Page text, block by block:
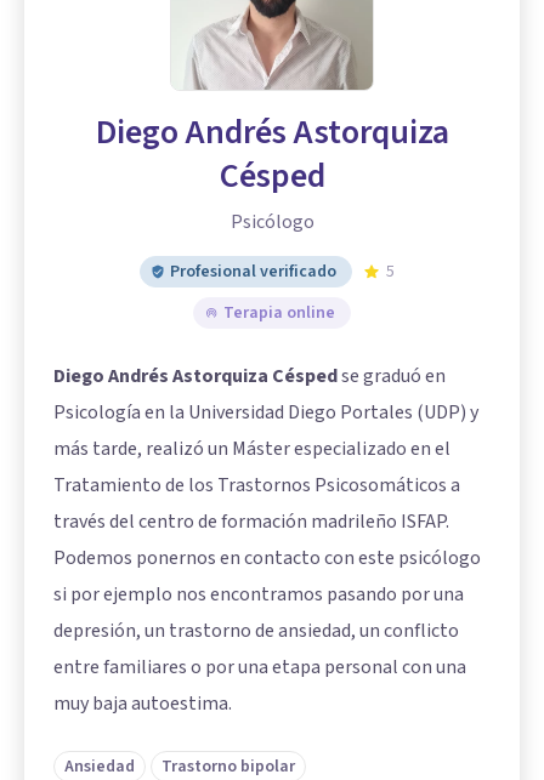
Diego Andrés Astorquiza
Césped
Psicólogo
Profesional verificado
5
Terapia online
Diego Andrés Astorquiza Céspedse graduó en
Psicología en la Universidad Diego Portales (UDP) y
más tarde, realizó un Máster especializado en el
Tratamiento de los Trastornos Psicosomáticos a
través del centro de formación madrileño ISFAP.
Podemos ponernos en contacto con este psicólogo
si por ejemplo nos encontramos pasando por una
depresión, un trastorno de ansiedad, un conflicto
entre familiares o por una etapa personal con una
muy baja autoestima.
Ansiedad
Trastorno bipolar